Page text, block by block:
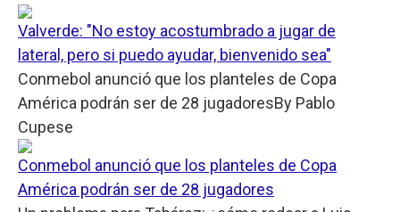
Valverde: "No estoy acostumbrado a jugar de
lateral, pero si puedo ayudar, bienvenido sea"
Conmebol anunció que los planteles de Copa
América podrán ser de 28 jugadoresBy Pablo
Cupese
Conmebol anunció que los planteles de Copa
América podrán ser de 28 jugadores